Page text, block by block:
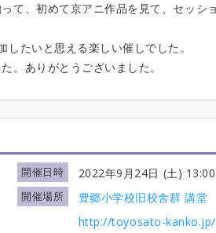
て、初めて京アニ作品を見て、セッシ
たいと思える楽しい催しでした。
。ありがとうございました。
開催日時 2022年9月24日 (土) 13:00
開催場所
豊郷小学校旧校舎群 講堂
http://toyosato-kanko.jp/